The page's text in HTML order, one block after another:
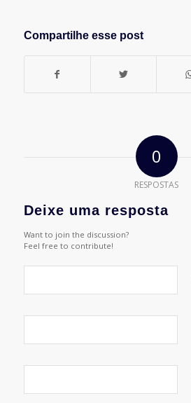
Compartilhe esse post
0
RESPOSTAS
Deixe uma resposta
Want to join the discussion?
Feel free to contribute!